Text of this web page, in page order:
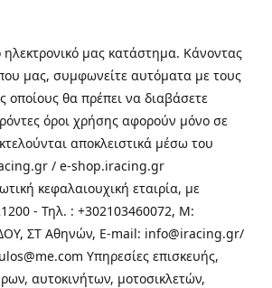
μας κατάστημα. Κάνοντας
μας, συμφωνείτε αυτόματα με τους
οποίους θα πρέπει να διαβάσετε
όροι χρήσης αφορούν μόνο σε
αποκλειστικά μέσω του
/ e-shop.iracing.gr
κεφαλαιουχική εταιρία, με
- Τηλ. : +302103460072, M:
ΣΤ Αθηνών, E-mail: info@iracing.gr/
Υπηρεσίες επισκευής,
αυτοκινήτων, μοτοσικλετών,